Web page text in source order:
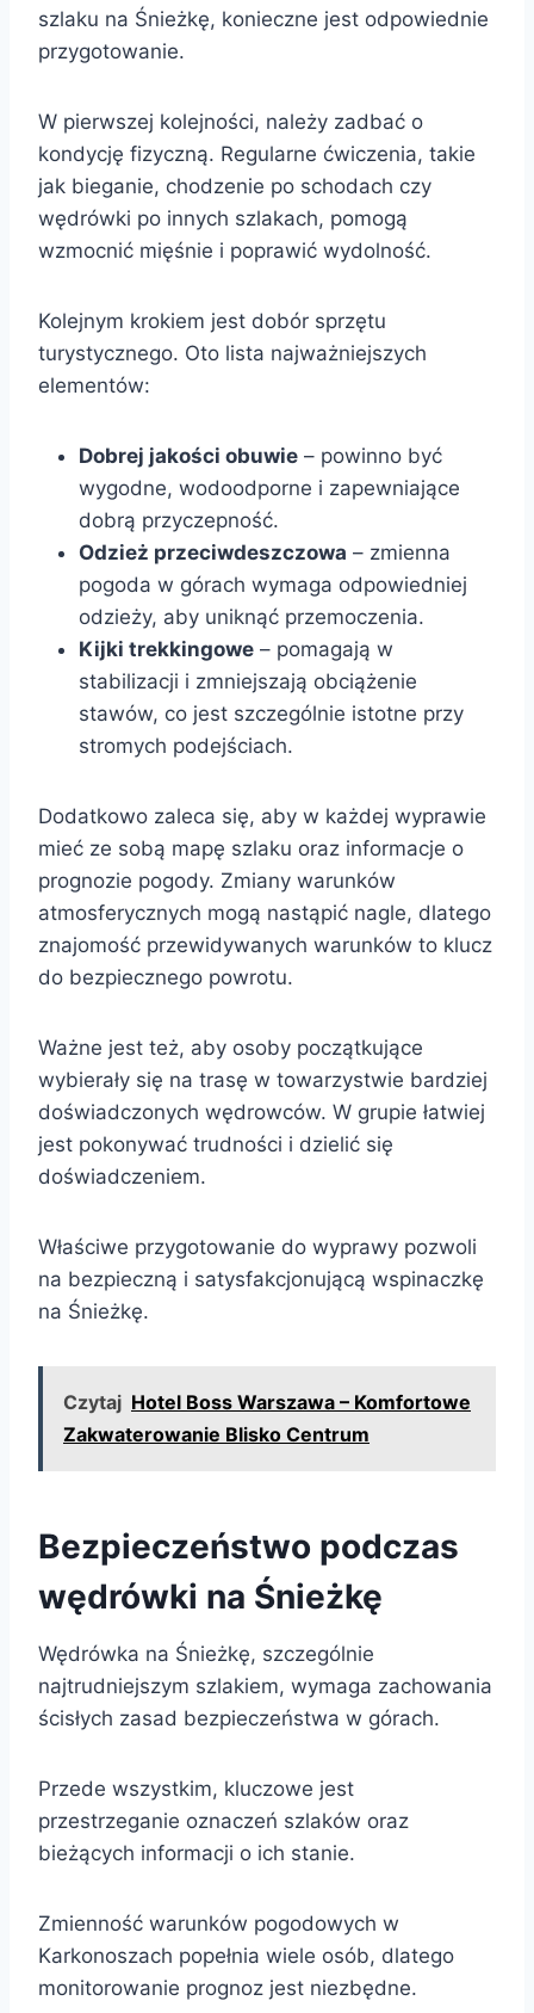
szlaku na Śnieżkę, konieczne jest odpowiednie
przygotowanie.
W pierwszej kolejności, należy zadbać o
kondycję fizyczną. Regularne ćwiczenia, takie
jak bieganie, chodzenie po schodach czy
wędrówki po innych szlakach, pomogą
wzmocnić mięśnie i poprawić wydolność.
Kolejnym krokiem jest dobór sprzętu
turystycznego. Oto lista najważniejszych
elementów:
Dobrej jakości obuwie – powinno być
wygodne, wodoodporne i zapewniające
dobrą przyczepność.
Odzież przeciwdeszczowa – zmienna
pogoda w górach wymaga odpowiedniej
odzieży, aby uniknąć przemoczenia.
Kijki trekkingowe – pomagają w
stabilizacji i zmniejszają obciążenie
stawów, co jest szczególnie istotne przy
stromych podejściach.
Dodatkowo zaleca się, aby w każdej wyprawie
mieć ze sobą mapę szlaku oraz informacje o
prognozie pogody. Zmiany warunków
atmosferycznych mogą nastąpić nagle, dlatego
znajomość przewidywanych warunków to klucz
do bezpiecznego powrotu.
Ważne jest też, aby osoby początkujące
wybierały się na trasę w towarzystwie bardziej
doświadczonych wędrowców. W grupie łatwiej
jest pokonywać trudności i dzielić się
doświadczeniem.
Właściwe przygotowanie do wyprawy pozwoli
na bezpieczną i satysfakcjonującą wspinaczkę
na Śnieżkę.
Czytaj Hotel Boss Warszawa – Komfortowe
Zakwaterowanie Blisko Centrum
Bezpieczeństwo podczas
wędrówki na Śnieżkę
Wędrówka na Śnieżkę, szczególnie
najtrudniejszym szlakiem, wymaga zachowania
ścisłych zasad bezpieczeństwa w górach.
Przede wszystkim, kluczowe jest
przestrzeganie oznaczeń szlaków oraz
bieżących informacji o ich stanie.
Zmienność warunków pogodowych w
Karkonoszach popełnia wiele osób, dlatego
monitorowanie prognoz jest niezbędne.